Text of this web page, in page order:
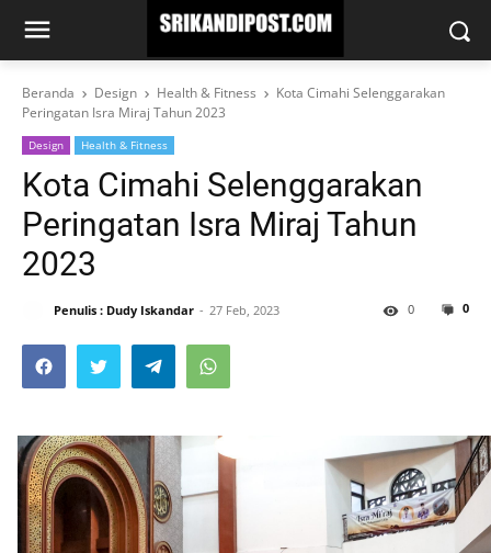
Beranda Design Health & Fitness
Kota Cimahi Selenggarakan
Peringatan Isra Miraj Tahun 2023
Design Health & Fitness
Kota Cimahi Selenggarakan
Peringatan Isra Miraj Tahun
2023
Penulis : Dudy Iskandar 27 Feb, 2023 0
0